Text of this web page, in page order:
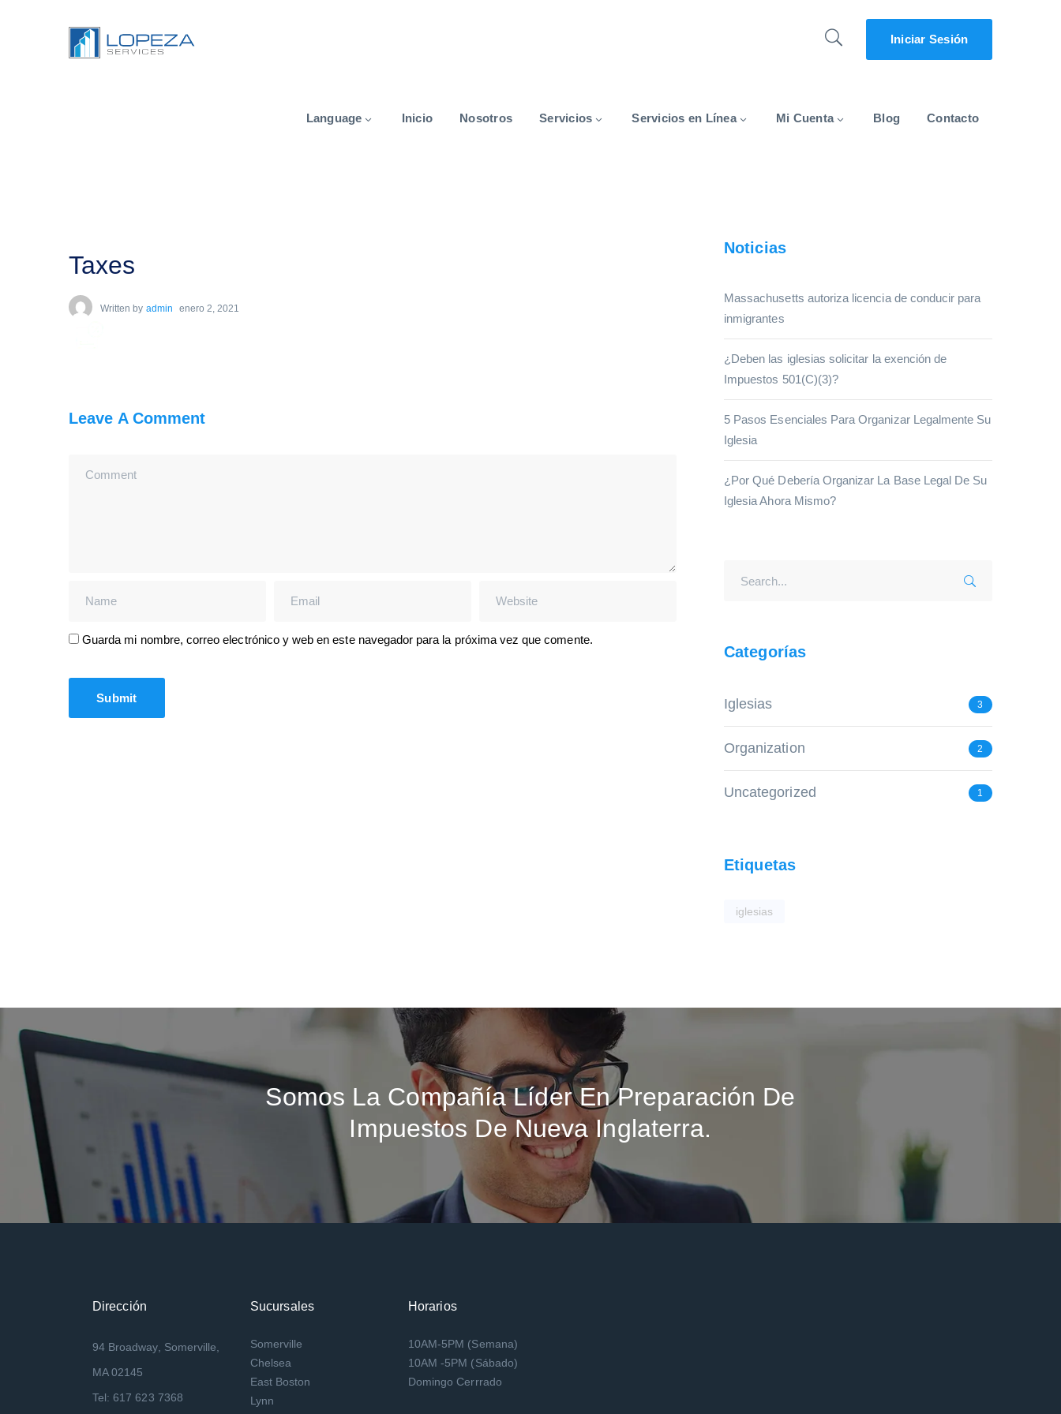
Iniciar Sesión
Language Inicio Nosotros Servicios Servicios en Línea Mi Cuenta Blog Contacto
Taxes
Written by admin enero 2, 2021
Leave A Comment
Guarda mi nombre, correo electrónico y web en este navegador para la próxima vez que comente.
Noticias
Massachusetts autoriza licencia de conducir para
inmigrantes
¿Deben las iglesias solicitar la exención de
Impuestos 501(C)(3)?
5 Pasos Esenciales Para Organizar Legalmente Su
Iglesia
¿Por Qué Debería Organizar La Base Legal De Su
Iglesia Ahora Mismo?
Categorías
Iglesias 3
Organization 2
Uncategorized 1
Etiquetas
iglesias
Somos La Compañía Líder En Preparación De
Impuestos De Nueva Inglaterra.
Dirección
94 Broadway, Somerville,
MA 02145
Tel: 617 623 7368
Sucursales
Somerville
Chelsea
East Boston
Lynn
Horarios
10AM-5PM (Semana)
10AM -5PM (Sábado)
Domingo Cerrrado